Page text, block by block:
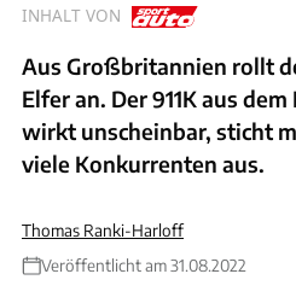
INHALT VON
Aus Großbritannien rollt
Elfer an. Der 911K aus
wirkt unscheinbar, sticht
viele Konkurrenten aus.
Thomas Ranki-Harloff
Veröffentlicht am 31.08.2022